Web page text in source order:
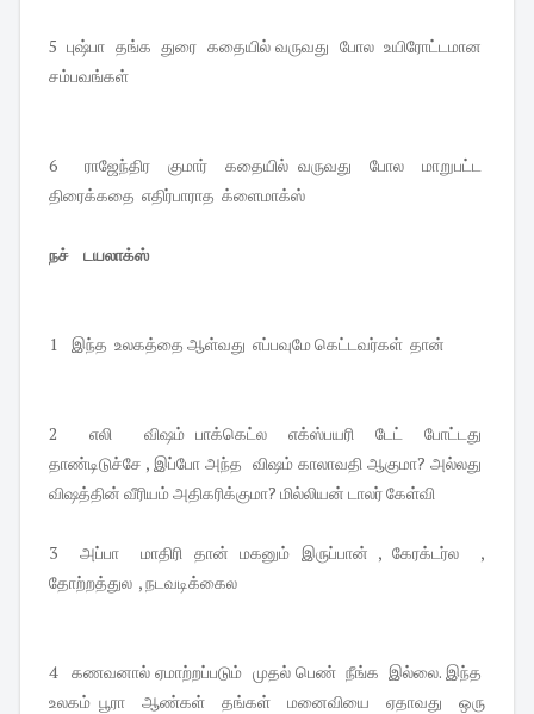
5 புஷ்பா தங்க துரை கதையில் வருவது போல உயிரோட்டமான
சம்பவங்கள்
6 ராஜேந்திர குமார் கதையில் வருவது போல மாறுபட்ட
திரைக்கதை எதிர்பாராத க்ளைமாக்ஸ்
நச் டயலாக்ஸ்
1 இந்த உலகத்தை ஆள்வது எப்பவுமே கெட்டவர்கள் தான்
2 எலி விஷம் பாக்கெட்ல எக்ஸ்பயரி டேட் போட்டது
தாண்டிடுச்சே , இப்போ அந்த விஷம் காலாவதி ஆகுமா? அல்லது
விஷத்தின் வீரியம் அதிகரிக்குமா? மில்லியன் டாலர் கேள்வி
3 அப்பா மாதிரி தான் மகனும் இருப்பான் , கேரக்டர்ல ,
தோற்றத்துல , நடவடிக்கைல
4 கணவனால் ஏமாற்றப்படும் முதல் பெண் நீங்க இல்லை. இந்த
உலகம் பூரா ஆண்கள் தங்கள் மனைவியை ஏதாவது ஒரு